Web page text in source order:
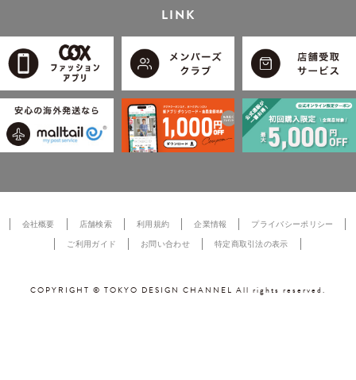
LINK
会社概要 店舗検索 利用規約 企業情報 プライバシーポリシー
ご利用ガイド お問い合わせ 特定商取引法の表示
COPYRIGHT © TOKYO DESIGN CHANNEL All rights reserved.